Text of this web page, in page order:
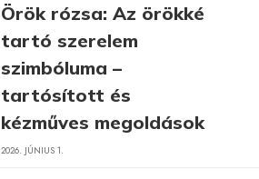
Örök rózsa: Az örökké
tartó szerelem
szimbóluma –
tartósított és
kézműves megoldások
2026. JÚNIUS 1.